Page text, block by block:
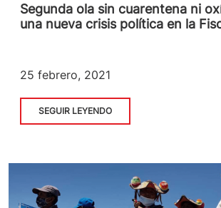
Segunda ola sin cuarentena ni
una nueva crisis política en la
25 febrero, 2021
SEGUIR LEYENDO